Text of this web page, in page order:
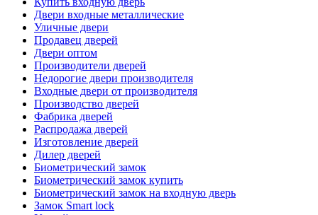
Двери входные металлические
Уличные двери
Продавец дверей
Двери оптом
Производители дверей
Недорогие двери производителя
Входные двери от производителя
Производство дверей
Фабрика дверей
Распродажа дверей
Изготовление дверей
Дилер дверей
Биометрический замок
Биометрический замок купить
Биометрический замок на входную дверь
Замок Smart lock